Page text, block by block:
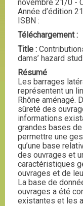
novembre 21/0 -
Année d’édition
ISBN :
Téléchargement :
Title :
dams’ hazard
Résumé
Les barrages
représentent un
Rhône aménagé.
sûreté des
informations
grandes bases
permettre une
qu’une base
des ouvrages et
caractéristiques
ouvrages et de
La base de
ouvrages a été
existantes et les